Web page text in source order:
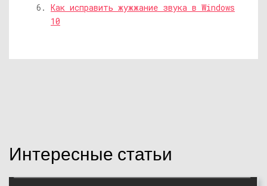
Как исправить жужжание звука в Windows
10
Интересные статьи